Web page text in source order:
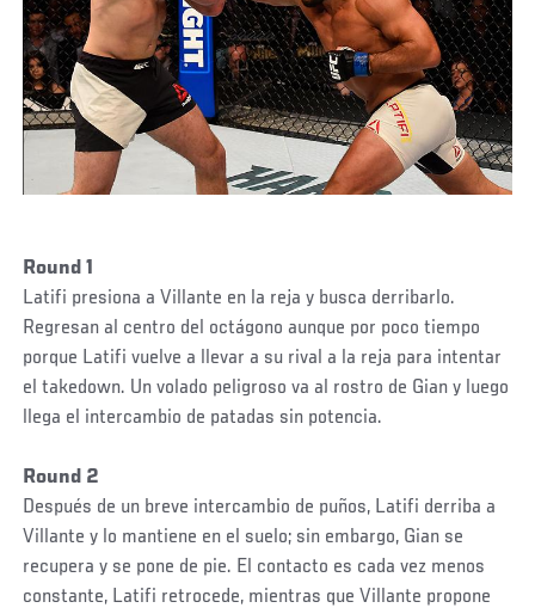
Round 1
Latifi presiona a Villante en la reja y busca derribarlo.
Regresan al centro del octágono aunque por poco tiempo
porque Latifi vuelve a llevar a su rival a la reja para intentar
el takedown. Un volado peligroso va al rostro de Gian y luego
llega el intercambio de patadas sin potencia.
Round 2
Después de un breve intercambio de puños, Latifi derriba a
Villante y lo mantiene en el suelo; sin embargo, Gian se
recupera y se pone de pie. El contacto es cada vez menos
constante, Latifi retrocede, mientras que Villante propone